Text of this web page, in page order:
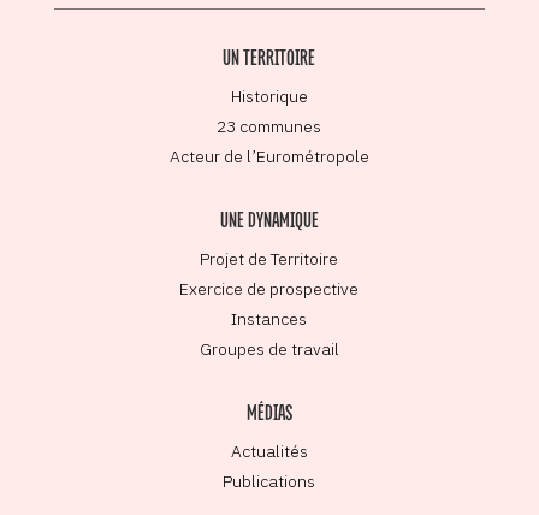
UN TERRITOIRE
Historique
23 communes
Acteur de l’Eurométropole
UNE DYNAMIQUE
Projet de Territoire
Exercice de prospective
Instances
Groupes de travail
MÉDIAS
Actualités
Publications